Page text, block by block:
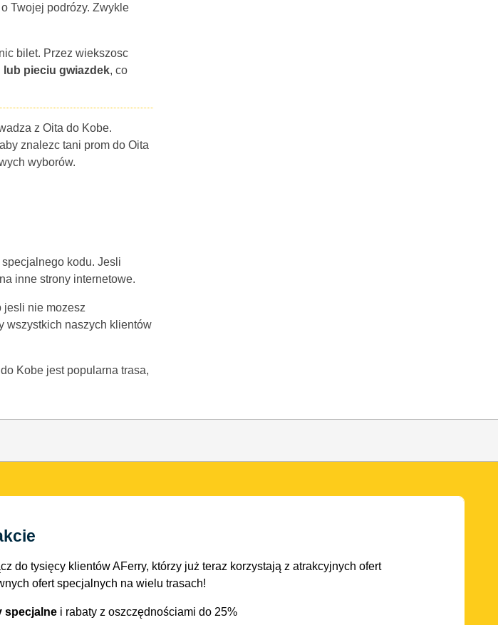
Twojej podrózy. Zwykle
bilet. Przez wiekszosc
lub pieciu gwiazdek, co
z Oita do Kobe.
znalezc tani prom do Oita
wyborów.
kodu. Jesli
inne strony internetowe.
jesli nie mozesz
wszystkich naszych klientów
Kobe jest popularna trasa,
do tysięcy klientów AFerry, którzy już teraz korzystają z atrakcyjnych ofert
ofert specjalnych na wielu trasach!
specjalne i rabaty z oszczędnościami do 25%